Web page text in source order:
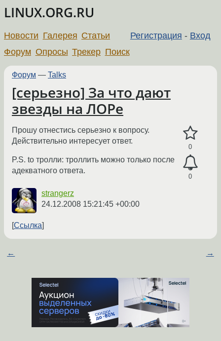
LINUX.ORG.RU
Регистрация - Вход
Новости Галерея Статьи
Форум Опросы Трекер Поиск
Форум — Talks
[серьезно] За что дают
звезды на ЛОРе
0
0
Прошу отнестись серьезно к вопросу.
Действительно интересует ответ.
P.S. to тролли: троллить можно только после
адекватного ответа.
strangerz
24.12.2008 15:21:45 +00:00
Ссылка
← →